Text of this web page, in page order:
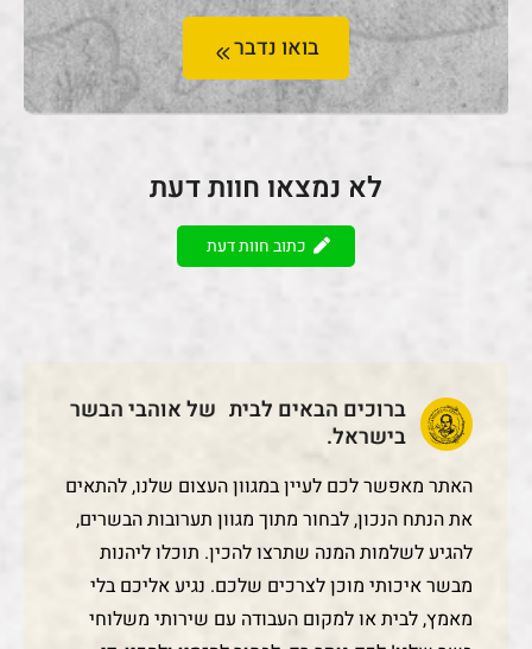
בואו נדבר
לא נמצאו חוות דעת
כתוב חוות דעת
ברוכים הבאים לבית של אוהבי הבשר
בישראל.
האתר מאפשר לכם לעיין במגוון העצום שלנו, להתאים
את הנתח הנכון, לבחור מתוך מגוון תערובות הבשרים,
להגיע לשלמות המנה שתרצו להכין. תוכלו ליהנות
מבשר איכותי מוכן לצרכים שלכם. נגיע אליכם בלי
מאמץ, לבית או למקום העבודה עם שירותי משלוחי